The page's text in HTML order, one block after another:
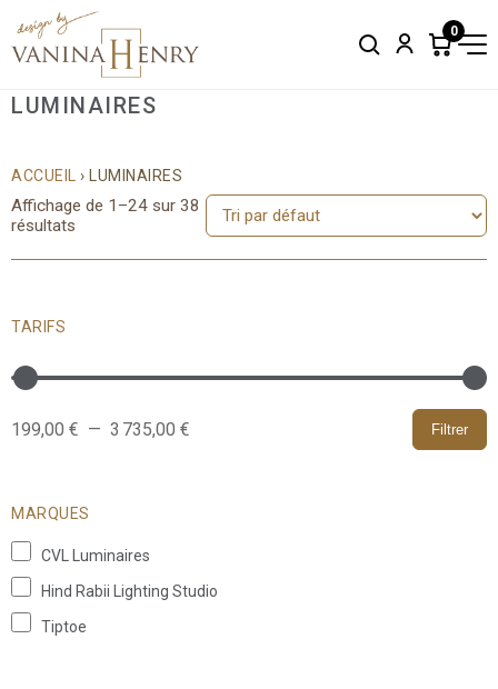
SearchAccount
0
Items
LUMINAIRES
ACCUEIL › LUMINAIRES
Affichage de 1–24 sur 38
résultats
TARIFS
199,00 € — 3 735,00 € Filtrer
MARQUES
CVL Luminaires
Hind Rabii Lighting Studio
Tiptoe